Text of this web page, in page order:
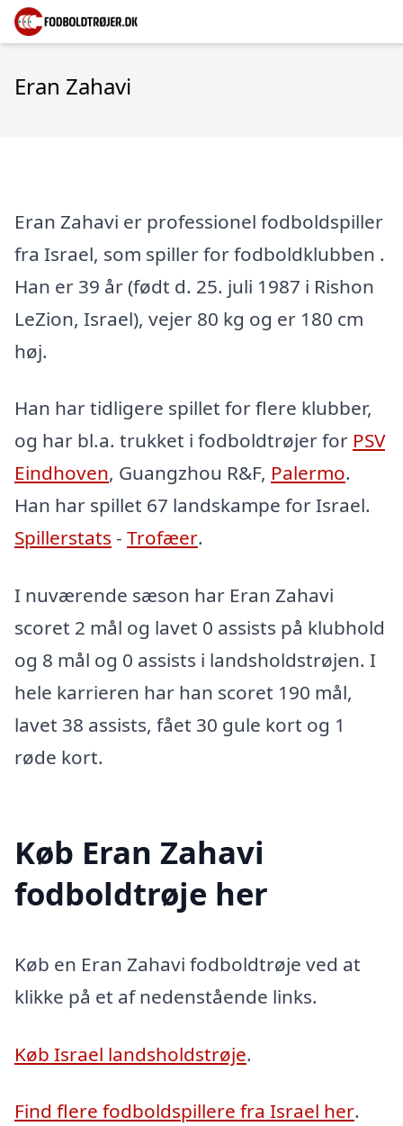
Eran Zahavi
Eran Zahavi er professionel fodboldspiller
fra Israel, som spiller for fodboldklubben .
Han er 39 år (født d. 25. juli 1987 i Rishon
LeZion, Israel), vejer 80 kg og er 180 cm
høj.
Han har tidligere spillet for flere klubber,
og har bl.a. trukket i fodboldtrøjer for PSV
Eindhoven, Guangzhou R&F, Palermo.
Han har spillet 67 landskampe for Israel.
Spillerstats - Trofæer.
I nuværende sæson har Eran Zahavi
scoret 2 mål og lavet 0 assists på klubhold
og 8 mål og 0 assists i landsholdstrøjen. I
hele karrieren har han scoret 190 mål,
lavet 38 assists, fået 30 gule kort og 1
røde kort.
Køb Eran Zahavi
fodboldtrøje her
Køb en Eran Zahavi fodboldtrøje ved at
klikke på et af nedenstående links.
Køb Israel landsholdstrøje.
Find flere fodboldspillere fra Israel her.